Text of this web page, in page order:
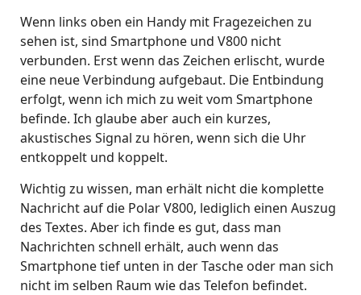
Wenn links oben ein Handy mit Fragezeichen zu
sehen ist, sind Smartphone und V800 nicht
verbunden. Erst wenn das Zeichen erlischt, wurde
eine neue Verbindung aufgebaut. Die Entbindung
erfolgt, wenn ich mich zu weit vom Smartphone
befinde. Ich glaube aber auch ein kurzes,
akustisches Signal zu hören, wenn sich die Uhr
entkoppelt und koppelt.
Wichtig zu wissen, man erhält nicht die komplette
Nachricht auf die Polar V800, lediglich einen Auszug
des Textes. Aber ich finde es gut, dass man
Nachrichten schnell erhält, auch wenn das
Smartphone tief unten in der Tasche oder man sich
nicht im selben Raum wie das Telefon befindet.